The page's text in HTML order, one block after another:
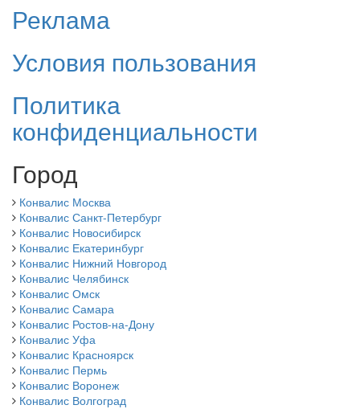
Реклама
Условия пользования
Политика
конфиденциальности
Город
Конвалис Москва
Конвалис Санкт-Петербург
Конвалис Новосибирск
Конвалис Екатеринбург
Конвалис Нижний Новгород
Конвалис Челябинск
Конвалис Омск
Конвалис Самара
Конвалис Ростов-на-Дону
Конвалис Уфа
Конвалис Красноярск
Конвалис Пермь
Конвалис Воронеж
Конвалис Волгоград